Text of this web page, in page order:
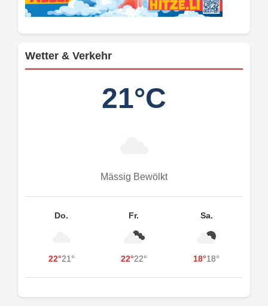
Wetter & Verkehr
21°C
Mässig Bewölkt
Do.
22°21°
Fr.
22°22°
Sa.
18°18°